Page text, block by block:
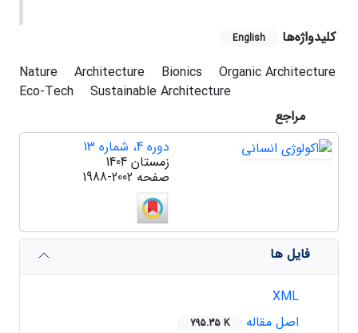
کلیدواژه‌ها English
Nature Architecture Bionics
Organic Architecture
Eco-Tech
Sustainable Architecture
مراجع
دوره 4، شماره 13
زمستان 1404
صفحه 1988-2002
فایل ها
اصل مقاله
795.35 K